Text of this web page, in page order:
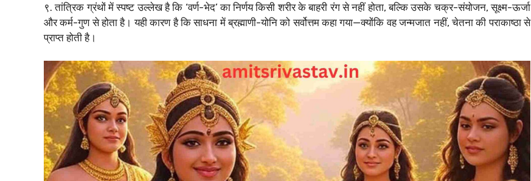
९. तांत्रिक ग्रंथों में स्पष्ट उल्लेख है कि ‘वर्ण-भेद’ का निर्णय किसी शरीर के बाहरी रंग से नहीं होता, बल्कि उसके चक्र-संयोजन, सूक्ष्म-ऊर्जा
और कर्म-गुण से होता है। यही कारण है कि साधना में ब्रह्माणी-योनि को सर्वोत्तम कहा गया—क्योंकि वह जन्मजात नहीं, चेतना की पराकाष्ठा से
प्राप्त होती है।